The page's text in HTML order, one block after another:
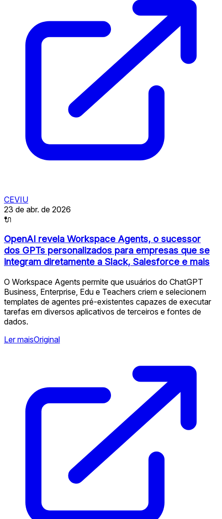
CEVIU
23 de abr. de 2026
🔌
OpenAI revela Workspace Agents, o sucessor
dos GPTs personalizados para empresas que se
integram diretamente a Slack, Salesforce e mais
O Workspace Agents permite que usuários do ChatGPT
Business, Enterprise, Edu e Teachers criem e selecionem
templates de agentes pré-existentes capazes de executar
tarefas em diversos aplicativos de terceiros e fontes de
dados.
Ler maisOriginal